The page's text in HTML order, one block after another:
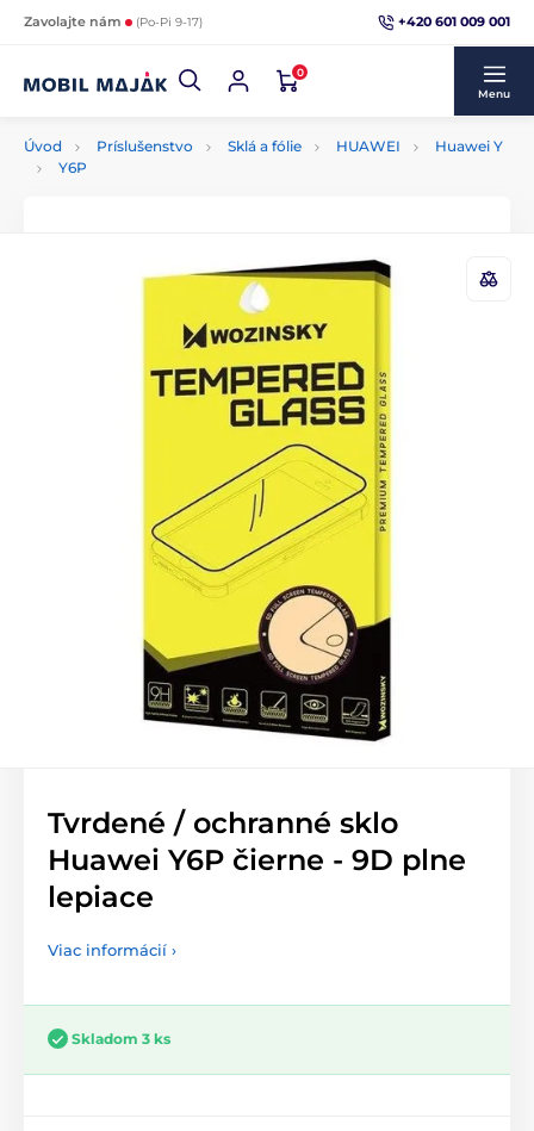
Zavolajte nám (Po-Pi 9-17) +420 601 009 001
0
Menu
Úvod Príslušenstvo Sklá a fólie HUAWEI
Huawei Y
Y6P
Tvrdené / ochranné sklo
Huawei Y6P čierne - 9D plne
lepiace
Viac informácií ›
Skladom 3 ks